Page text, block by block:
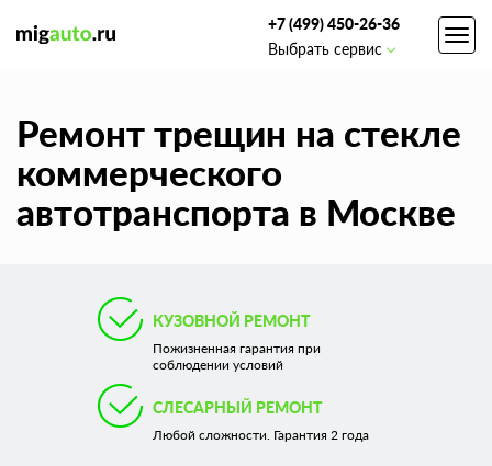
+7 (499) 450-26-36
Выбрать сервис
Ремонт трещин на стекле
коммерческого
автотранспорта в Москве
КУЗОВНОЙ РЕМОНТ
Пожизненная гарантия при
соблюдении условий
СЛЕСАРНЫЙ РЕМОНТ
Любой сложности. Гарантия 2 года